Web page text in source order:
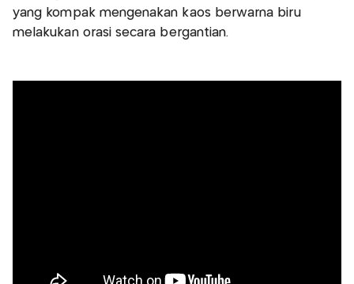
yang kompak mengenakan kaos berwarna biru
melakukan orasi secara bergantian.